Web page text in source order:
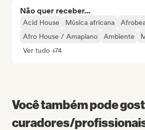
Não quer receber...
Acid House Música africana
Afro House / Amapiano
Ambiente
Ver tudo +74
Você também pode
curadores/